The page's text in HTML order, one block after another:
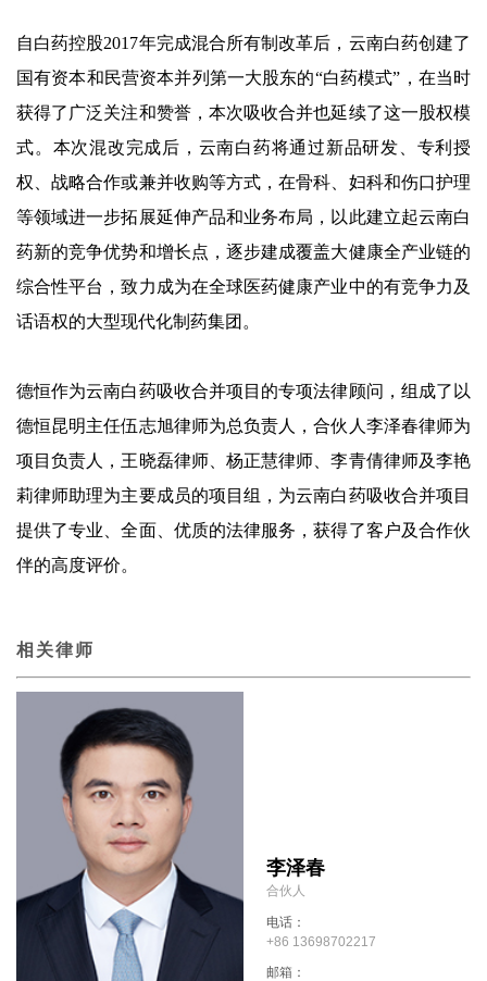
自白药控股2017年完成混合所有制改革后，云南白药创建了
国有资本和民营资本并列第一大股东的“白药模式”，在当时
获得了广泛关注和赞誉，本次吸收合并也延续了这一股权模
式。本次混改完成后，云南白药将通过新品研发、专利授
权、战略合作或兼并收购等方式，在骨科、妇科和伤口护理
等领域进一步拓展延伸产品和业务布局，以此建立起云南白
药新的竞争优势和增长点，逐步建成覆盖大健康全产业链的
综合性平台，致力成为在全球医药健康产业中的有竞争力及
话语权的大型现代化制药集团。
德恒作为云南白药吸收合并项目的专项法律顾问，组成了以
德恒昆明主任伍志旭律师为总负责人，合伙人李泽春律师为
项目负责人，王晓磊律师、杨正慧律师、李青倩律师及李艳
莉律师助理为主要成员的项目组，为云南白药吸收合并项目
提供了专业、全面、优质的法律服务，获得了客户及合作伙
伴的高度评价。
相关律师
李泽春
合伙人
电话：
+86 13698702217
邮箱：